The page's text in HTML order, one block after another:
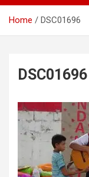
Home DSC01696
DSC01696